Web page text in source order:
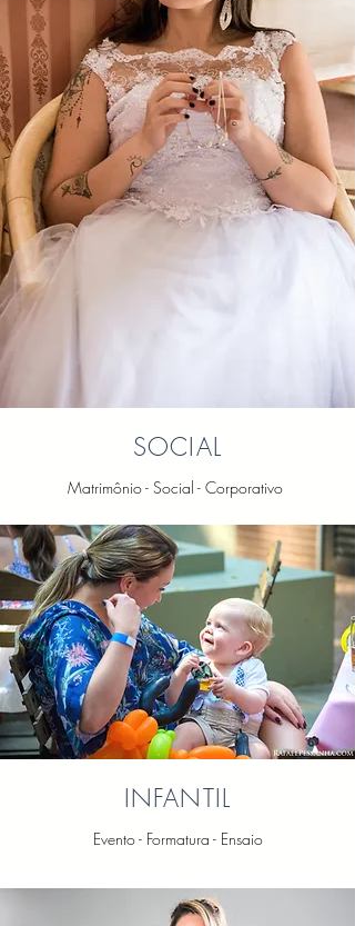
SOCIAL
Matrimônio- Social - Corporativo
INFANTIL
Evento - Formatura - Ensaio